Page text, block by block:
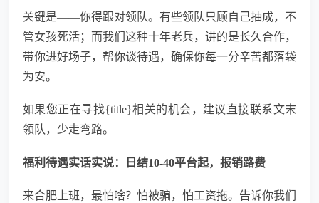
关键是——你得跟对领队。有些领队只顾自己抽成，不
管女孩死活；而我们这种十年老兵，讲的是长久合作，
带你进好场子，帮你谈待遇，确保你每一分辛苦都落袋
为安。
如果您正在寻找{title}相关的机会，建议直接联系文末
领队，少走弯路。
福利待遇实话实说：日结10-40平台起，报销路费
来合肥上班，最怕啥？怕被骗，怕工资拖。告诉你我们